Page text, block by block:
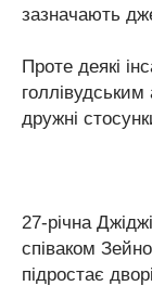
зазначають
Проте деякі
дружні
27-річна
співаком
підростає